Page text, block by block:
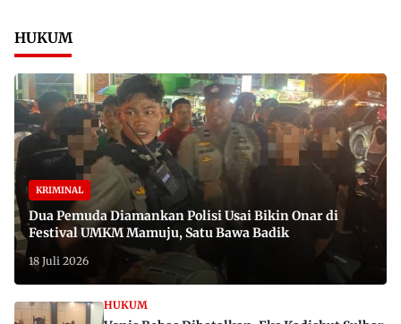
HUKUM
KRIMINAL
Dua Pemuda Diamankan Polisi Usai Bikin Onar di
Festival UMKM Mamuju, Satu Bawa Badik
18 Juli 2026
HUKUM